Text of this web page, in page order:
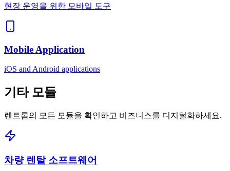
현장 운영을 위한 모바일 도구
Mobile Application
iOS and Android applications
기타 모듈
렌트롬의 모든 모듈을 확인하고 비즈니스를 디지털화하세요.
차량 렌탈 소프트웨어